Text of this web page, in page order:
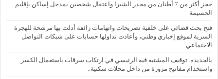
حجز أكثر من 7 أطنان من مخدر الشيرا واعتقال شخصين بمدخل إساكن بإقليم
الحسيمة
فتح بحث قضائي على خلفية تصريحات واتهامات زائفة أدلت بها مرشحة للهجرة
السرية لموقع إخباري وطني، وأعادت تداولها حسابات على شبكات التواصل
الاجتماعي
بالجديدة..توقيف المشتبه فيه الرئيسي في ارتكاب سرقات باستعمال الكسر
واستخدام مفاتيح مزورة من داخل محلات سكنية..